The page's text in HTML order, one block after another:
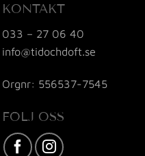
KONTAKT
033 – 27 06 40
info@tidochdoft.se
Orgnr: 556537-7545
FÖLJ OSS